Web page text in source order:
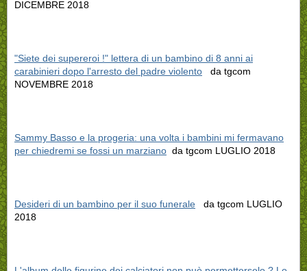
DICEMBRE 2018
"Siete dei supereroi !" lettera di un bambino di 8 anni ai
carabinieri dopo l'arresto del padre violento da tgcom
NOVEMBRE 2018
Sammy Basso e la progeria: una volta i bambini mi fermavano
per chiedremi se fossi un marziano da tgcom LUGLIO 2018
Desideri di un bambino per il suo funerale da tgcom LUGLIO
2018